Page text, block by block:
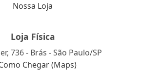
Nossa Loja
Loja Física
736 - Brás - São Paulo/SP
Chegar (Maps)